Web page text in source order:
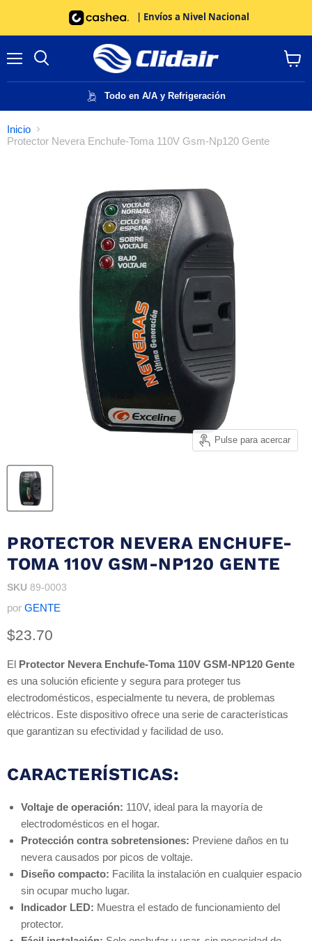
| Envíos a Nivel Nacional
Todo en A/A y Refrigeración
carrito
Inicio
Protector Nevera Enchufe-Toma 110V Gsm-Np120 Gente
Pulse para acercar
PROTECTOR NEVERA ENCHUFE-
TOMA 110V GSM-NP120 GENTE
SKU 89-0003
por GENTE
Precio actual
$23.70
El Protector Nevera Enchufe-Toma 110V GSM-NP120 Gente
es una solución eficiente y segura para proteger tus
electrodomésticos, especialmente tu nevera, de problemas
eléctricos. Este dispositivo ofrece una serie de características
que garantizan su efectividad y facilidad de uso.
CARACTERÍSTICAS:
Voltaje de operación: 110V, ideal para la mayoría de
electrodomésticos en el hogar.
Protección contra sobretensiones: Previene daños en tu
nevera causados por picos de voltaje.
Diseño compacto: Facilita la instalación en cualquier espacio
sin ocupar mucho lugar.
Indicador LED: Muestra el estado de funcionamiento del
protector.